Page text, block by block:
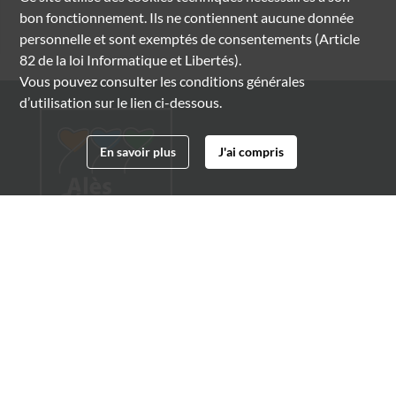
bon fonctionnement. Ils ne contiennent aucune donnée
personnelle et sont exemptés de consentements (Article
82 de la loi Informatique et Libertés).
Vous pouvez consulter les conditions générales
d’utilisation sur le lien ci-dessous.
En savoir plus J'ai compris